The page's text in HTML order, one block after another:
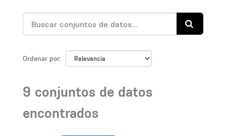
Ordenar por
9 conjuntos de datos
encontrados